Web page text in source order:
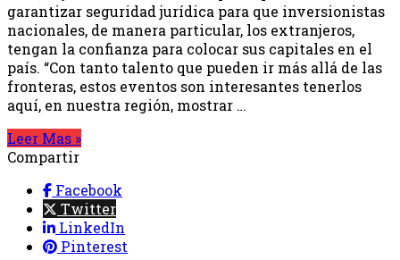
garantizar seguridad jurídica para que inversionistas
nacionales, de manera particular, los extranjeros,
tengan la confianza para colocar sus capitales en el
país. “Con tanto talento que pueden ir más allá de las
fronteras, estos eventos son interesantes tenerlos
aquí, en nuestra región, mostrar …
Leer Mas »
Compartir
Facebook
Twitter
LinkedIn
Pinterest